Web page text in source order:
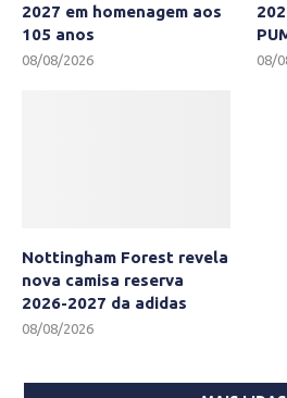
2027 em homenagem aos
105 anos
08/08/2026 08/
Nottingham Forest revela
nova camisa reserva
2026-2027 da adidas
08/08/2026